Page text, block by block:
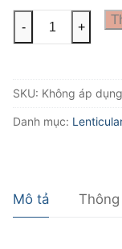
- +
SKU: Không áp dụng
Danh mục:
Mô tả